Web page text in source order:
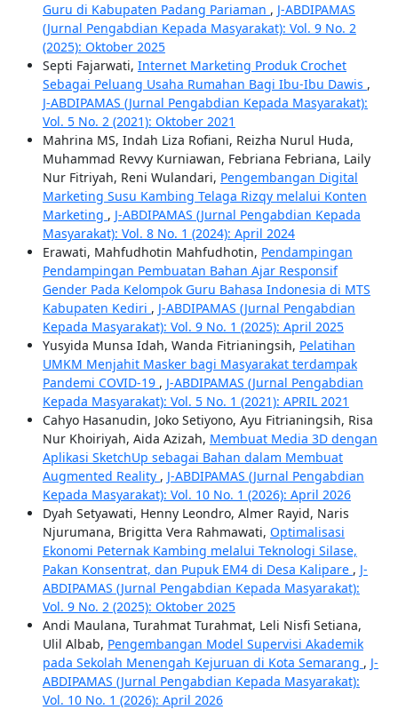
Guru di Kabupaten Padang Pariaman , J-ABDIPAMAS
(Jurnal Pengabdian Kepada Masyarakat): Vol. 9 No. 2
(2025): Oktober 2025
Septi Fajarwati, Internet Marketing Produk Crochet
Sebagai Peluang Usaha Rumahan Bagi Ibu-Ibu Dawis ,
J-ABDIPAMAS (Jurnal Pengabdian Kepada Masyarakat):
Vol. 5 No. 2 (2021): Oktober 2021
Mahrina MS, Indah Liza Rofiani, Reizha Nurul Huda,
Muhammad Revvy Kurniawan, Febriana Febriana, Laily
Nur Fitriyah, Reni Wulandari, Pengembangan Digital
Marketing Susu Kambing Telaga Rizqy melalui Konten
Marketing , J-ABDIPAMAS (Jurnal Pengabdian Kepada
Masyarakat): Vol. 8 No. 1 (2024): April 2024
Erawati, Mahfudhotin Mahfudhotin, Pendampingan
Pendampingan Pembuatan Bahan Ajar Responsif
Gender Pada Kelompok Guru Bahasa Indonesia di MTS
Kabupaten Kediri , J-ABDIPAMAS (Jurnal Pengabdian
Kepada Masyarakat): Vol. 9 No. 1 (2025): April 2025
Yusyida Munsa Idah, Wanda Fitrianingsih, Pelatihan
UMKM Menjahit Masker bagi Masyarakat terdampak
Pandemi COVID-19 , J-ABDIPAMAS (Jurnal Pengabdian
Kepada Masyarakat): Vol. 5 No. 1 (2021): APRIL 2021
Cahyo Hasanudin, Joko Setiyono, Ayu Fitrianingsih, Risa
Nur Khoiriyah, Aida Azizah, Membuat Media 3D dengan
Aplikasi SketchUp sebagai Bahan dalam Membuat
Augmented Reality , J-ABDIPAMAS (Jurnal Pengabdian
Kepada Masyarakat): Vol. 10 No. 1 (2026): April 2026
Dyah Setyawati, Henny Leondro, Almer Rayid, Naris
Njurumana, Brigitta Vera Rahmawati, Optimalisasi
Ekonomi Peternak Kambing melalui Teknologi Silase,
Pakan Konsentrat, dan Pupuk EM4 di Desa Kalipare , J-
ABDIPAMAS (Jurnal Pengabdian Kepada Masyarakat):
Vol. 9 No. 2 (2025): Oktober 2025
Andi Maulana, Turahmat Turahmat, Leli Nisfi Setiana,
Ulil Albab, Pengembangan Model Supervisi Akademik
pada Sekolah Menengah Kejuruan di Kota Semarang , J-
ABDIPAMAS (Jurnal Pengabdian Kepada Masyarakat):
Vol. 10 No. 1 (2026): April 2026